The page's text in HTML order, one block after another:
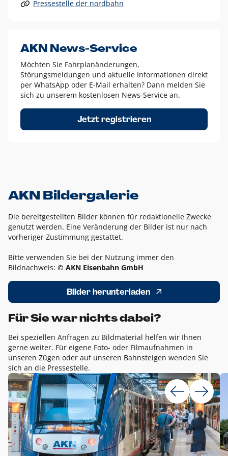
Alle anderen Logo-Varianten dürfen nur in Ausnahmefällen
Diese Ausnahmen sind zum Beispiel:
dem AKN Blau,
weißes Logo auf Fotohintergründen,
schwarzes Logo für reine Schwarz-Weiß-Umsetzungen
Um das Logo herum muss ein Schutzraum von jeweils einer
Höhe bzw. Breite des N aus AKN in alle Richtungen
Pressestelle der nordbahn
AKN News-Service
Möchten Sie Fahrplanänderungen,
Störungsmeldungen und aktuelle Informationen direkt
per WhatsApp oder E-Mail erhalten? Dann melden Sie
sich zu unserem kostenlosen News-Service an.
Jetzt registrieren
AKN Bildergalerie
Die bereitgestellten Bilder können für redaktionelle Zwecke
genutzt werden. Eine Veränderung der Bilder ist nur nach
vorheriger Zustimmung gestattet.
Bitte verwenden Sie bei der Nutzung immer den
Bildnachweis: © AKN Eisenbahn GmbH
Bilder herunterladen
Für Sie war nichts dabei?
Bei speziellen Anfragen zu Bildmaterial helfen wir Ihnen
gerne weiter. Für eigene Foto- oder Filmaufnahmen in
unseren Zügen oder auf unseren Bahnsteigen wenden Sie
sich an die Pressestelle.